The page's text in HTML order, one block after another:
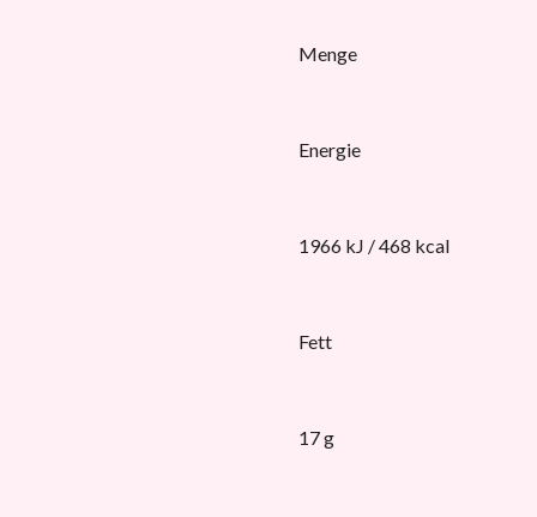
Menge
Energie
1966 kJ / 468 kcal
Fett
17 g